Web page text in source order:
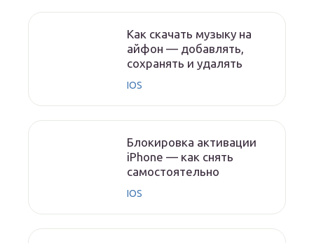
Как скачать музыку на
айфон — добавлять,
сохранять и удалять
IOS
Блокировка активации
iPhone — как снять
самостоятельно
IOS